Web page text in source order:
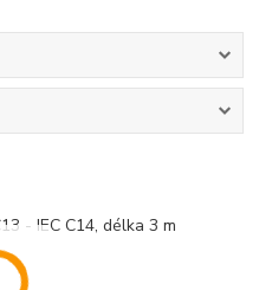
- IEC C14, délka 3 m